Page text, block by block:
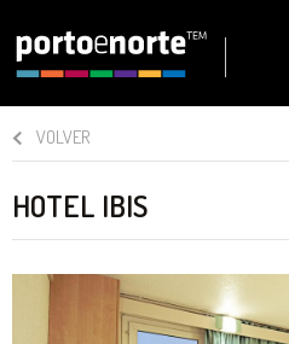
VOLVER
HOTEL IBIS